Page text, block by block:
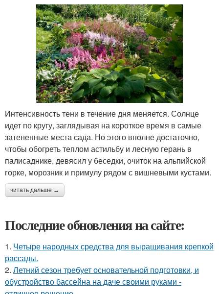
Интенсивность тени в течение дня меняется. Солнце
идет по кругу, заглядывая на короткое время в самые
затененные места сада. Но этого вполне достаточно,
чтобы обогреть теплом астильбу и лесную герань в
палисаднике, девясил у беседки, очиток на альпийской
горке, морозник и примулу рядом с вишневыми кустами.
читать дальше →
Последние обновления на сайте:
1. Четыре народных средства для выращивания крепкой
рассады.
2. Летний сезон требует основательной подготовки, и
обустройство бассейна на даче своими руками -